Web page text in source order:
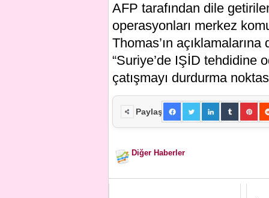
AFP tarafından dile
operasyonları merkez
Thomas’ın
“Suriye’de IŞİD tehdidine
çatışmayı durdurma
Paylaş
Diğer Haberler